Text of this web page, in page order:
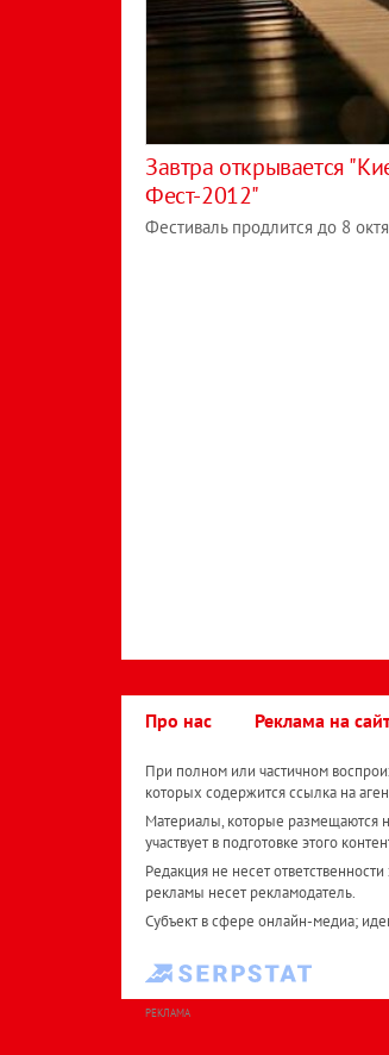
Завтра открывается
Фест-2012"
Фестиваль продлится до 8
Про нас Реклама на
При полном или частичном
которых содержится ссылка на
Материалы, которые размещаются
участвует в подготовке этого
Редакция не несет
рекламы несет рекламодатель.
Субъект в сфере онлайн-медиа;
РЕКЛАМА